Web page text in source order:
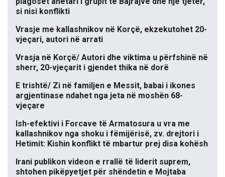
si nisi konflikti
Vrasje me kallashnikov në Korçë, ekzekutohet 20-
vjeçari, autori në arrati
Vrasja në Korçë/ Autori dhe viktima u përfshinë në
sherr, 20-vjeçarit i gjendet thika në dorë
E trishtë/ Zi në familjen e Messit, babai i ikones
argjentinase ndahet nga jeta në moshën 68-
vjeçare
Ish-efektivi i Forcave të Armatosura u vra me
kallashnikov nga shoku i fëmijërisë, zv. drejtori i
Hetimit: Kishin konflikt të mbartur prej disa kohësh
Irani publikon videon e rrallë të liderit suprem,
shtohen pikëpyetjet për shëndetin e Mojtaba